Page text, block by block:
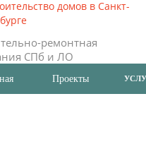
ремонтная
СПб и ЛО
Проекты